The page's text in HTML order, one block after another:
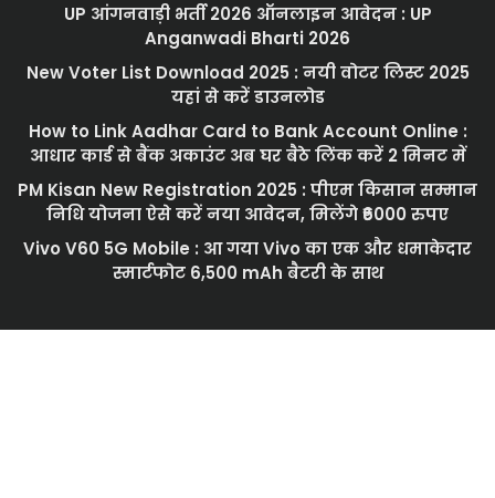
UP आंगनवाड़ी भर्ती 2026 ऑनलाइन आवेदन : UP
Anganwadi Bharti 2026
New Voter List Download 2025 : नयी वोटर लिस्ट 2025
यहां से करें डाउनलोड
How to Link Aadhar Card to Bank Account Online :
आधार कार्ड से बैंक अकाउंट अब घर बैठे लिंक करें 2 मिनट में
PM Kisan New Registration 2025 : पीएम किसान सम्मान
निधि योजना ऐसे करें नया आवेदन, मिलेंगे ₹6000 रुपए
Vivo V60 5G Mobile : आ गया Vivo का एक और धमाकेदार
स्मार्टफोट 6,500 mAh बैटरी के साथ